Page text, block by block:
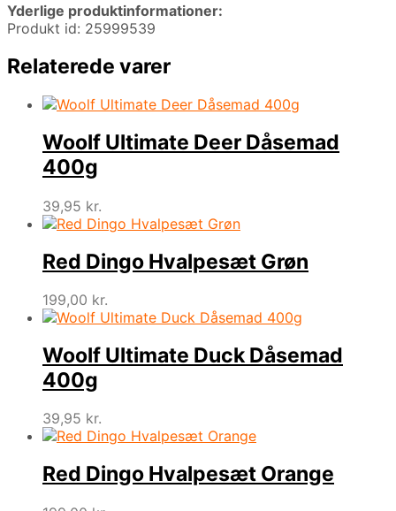
Yderlige produktinformationer:
Produkt id: 25999539
Relaterede varer
Woolf Ultimate Deer Dåsemad
400g
39,95 kr.
Red Dingo Hvalpesæt Grøn
199,00 kr.
Woolf Ultimate Duck Dåsemad
400g
39,95 kr.
Red Dingo Hvalpesæt Orange